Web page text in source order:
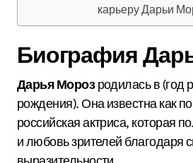
карьеру Дарьи
Биография
Дарья Морозродилась в (год
рождения). Она известна как
российская актриса, которая
и любовь зрителей благодаря